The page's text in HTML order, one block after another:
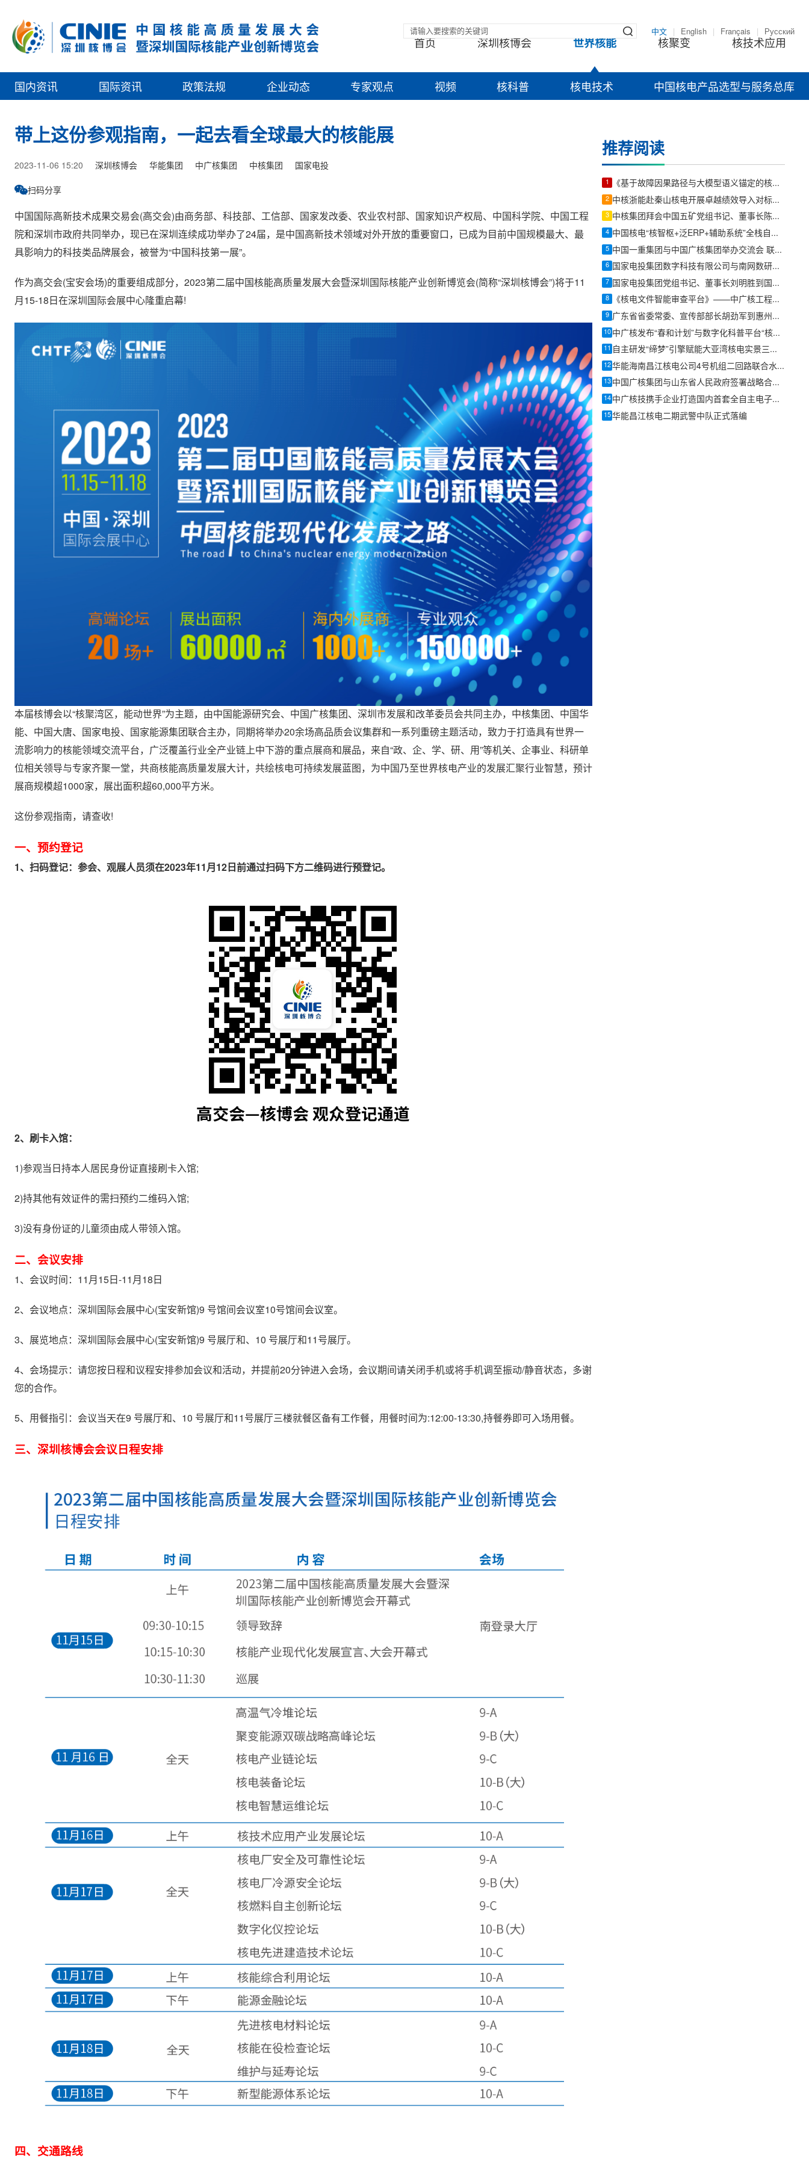
中文 English Français Русский
首页 深圳核博会 世界核能 核聚变 核技术应用
国内资讯 国际资讯 政策法规 企业动态 专家观点 视频 核科普 核电技术 中国核电产品选型与服务总库
带上这份参观指南，一起去看全球最大的核能展
2023-11-06 15:20 深圳核博会 华能集团 中广核集团 中核集团 国家电投
扫码分享
中国国际高新技术成果交易会(高交会)由商务部、科技部、工信部、国家发改委、农业农村部、国家知识产权局、中国科学院、中国工程
院和深圳市政府共同举办，现已在深圳连续成功举办了24届，是中国高新技术领域对外开放的重要窗口，已成为目前中国规模最大、最
具影响力的科技类品牌展会，被誉为“中国科技第一展”。
作为高交会(宝安会场)的重要组成部分，2023第二届中国核能高质量发展大会暨深圳国际核能产业创新博览会(简称“深圳核博会”)将于11
月15-18日在深圳国际会展中心隆重启幕!
本届核博会以“核聚湾区，能动世界”为主题，由中国能源研究会、中国广核集团、深圳市发展和改革委员会共同主办，中核集团、中国华
能、中国大唐、国家电投、国家能源集团联合主办，同期将举办20余场高品质会议集群和一系列重磅主题活动，致力于打造具有世界一
流影响力的核能领域交流平台，广泛覆盖行业全产业链上中下游的重点展商和展品，来自“政、企、学、研、用”等机关、企事业、科研单
位相关领导与专家齐聚一堂，共商核能高质量发展大计，共绘核电可持续发展蓝图，为中国乃至世界核电产业的发展汇聚行业智慧，预计
展商规模超1000家，展出面积超60,000平方米。
这份参观指南，请查收!
一、预约登记
1、扫码登记：参会、观展人员须在2023年11月12日前通过扫码下方二维码进行预登记。
2、刷卡入馆：
1)参观当日持本人居民身份证直接刷卡入馆;
2)持其他有效证件的需扫预约二维码入馆;
3)没有身份证的儿童须由成人带领入馆。
二、会议安排
1、会议时间：11月15日-11月18日
2、会议地点：深圳国际会展中心(宝安新馆)9 号馆间会议室10号馆间会议室。
3、展览地点：深圳国际会展中心(宝安新馆)9 号展厅和、10 号展厅和11号展厅。
4、会场提示：请您按日程和议程安排参加会议和活动，并提前20分钟进入会场，会议期间请关闭手机或将手机调至振动/静音状态，多谢
您的合作。
5、用餐指引：会议当天在9 号展厅和、10 号展厅和11号展厅三楼就餐区备有工作餐，用餐时间为:12:00-13:30,持餐券即可入场用餐。
三、深圳核博会会议日程安排
四、交通路线
推荐阅读
1 《基于故障因果路径与大模型语义锚定的核动力装置可解释AI故障定位系统》——哈尔滨工程大学核科学与技术学院博士研究生汪鑫
2 中核浙能赴秦山核电开展卓越绩效导入对标交流
3 中核集团拜会中国五矿党组书记、董事长陈得信
4 中国核电“核智枢+泛ERP+辅助系统”全栈自主可控经营管理平台正式上线
5 中国一重集团与中国广核集团举办交流会 联合攻坚华龙一号2.0示范项目
6 国家电投集团数字科技有限公司与南网数研院座谈交流
7 国家电投集团党组书记、董事长刘明胜到国核莱阳调研
8 《核电文件智能审查平台》——中广核工程有限公司智算工程师张大山
9 广东省省委常委、宣传部部长胡劲军到惠州调研：向海图强加快推动海洋经济高质量发展
10 中广核发布“春和计划”与数字化科普平台“核谐星球”
11 自主研发“缔梦”引擎赋能大亚湾核电实景三维孪生平台试运行
12 华能海南昌江核电公司4号机组二回路联合水压试验顺利完成
13 中国广核集团与山东省人民政府签署战略合作协议
14 中广核技携手企业打造国内首套全自主电子束固化卷钢涂装产业链
15 华能昌江核电二期武警中队正式落编